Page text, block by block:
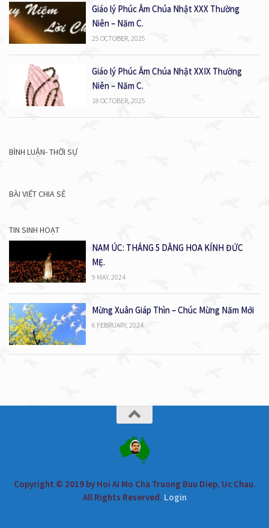
Giáo lý Phúc Âm Chúa Nhật XXX Thường
Niên – Năm C.
25 OCTOBER, 2025
Giáo lý Phúc Âm Chúa Nhật XXIX Thường
Niên – Năm C.
18 OCTOBER, 2025
BÌNH LUẬN- THỜI SỰ
BÀI VIẾT CHIA SẺ
TIN SINH HOẠT
NAM ÚC: THÁNG 5 DÂNG HOA KÍNH ĐỨC
MẸ.
9 MAY, 2024
Mừng Xuân Giáp Thìn – Chúc Mừng Năm Mới
6 FEBRUARY, 2024
Copyright © 2019 by Hoi Ai Mo Cha Truong Buu Diep, Uc Chau.
All Rights Reserved. Login